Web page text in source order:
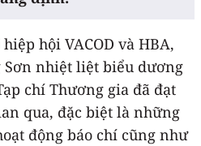
hội VACOD và HBA,
Sơn nhiệt liệt biểu dương
chí Thương gia đã đạt
qua, đặc biệt là những
động báo chí cũng như